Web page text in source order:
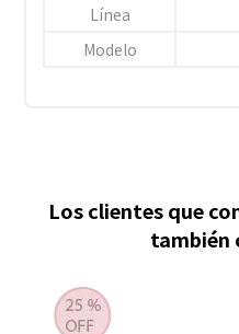
Línea
Modelo
Los clientes que
también